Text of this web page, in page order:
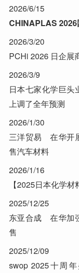
2026/6/15
CHINAPLAS
2026/3/20
PCHi 2026 日企展
2026/3/9
日本七家化学巨
上调了全年预测
2026/1/30
三洋贸易 在华开
售汽车材料
2026/1/16
【2025日本化学
2025/12/25
东亚合成 在华加
售
2025/12/09
swop 2025十周